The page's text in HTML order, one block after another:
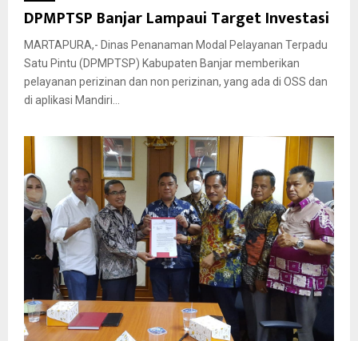
DPMPTSP Banjar Lampaui Target Investasi
MARTAPURA,- Dinas Penanaman Modal Pelayanan Terpadu
Satu Pintu (DPMPTSP) Kabupaten Banjar memberikan
pelayanan perizinan dan non perizinan, yang ada di OSS dan
di aplikasi Mandiri...